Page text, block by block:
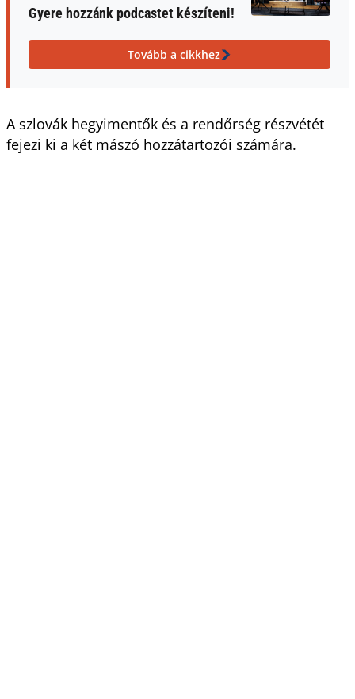
Gyere hozzánk podcastet készíteni!
Tovább a cikkhez
A szlovák hegyimentők és a rendőrség részvétét
fejezi ki a két mászó hozzátartozói számára.